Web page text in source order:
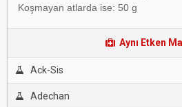
Koşmayan atlarda ise: 50 g
Aynı Etken
Ack-Sis
Adechan